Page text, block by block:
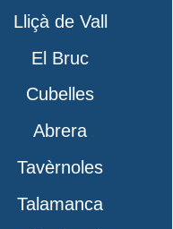
Lliçà de Vall
El Bruc
Cubelles
Abrera
Tavèrnoles
Talamanca